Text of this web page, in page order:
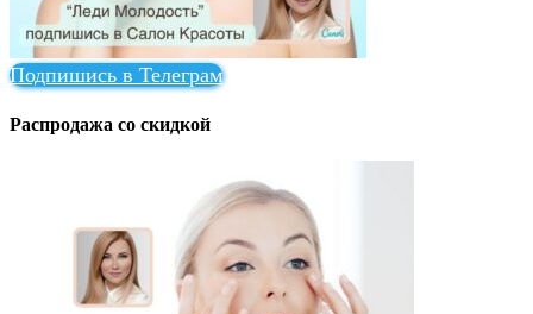
Подпишись в Телеграм
Распродажа со скидкой